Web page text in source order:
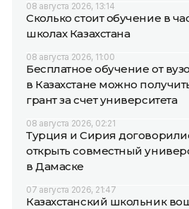
08 августа 2026, 13:14
Сколько стоит обучение в
школах Казахстана
08 августа 2026, 11:00
Бесплатное обучение от
в Казахстане можно
грант за счет университета
08 августа 2026, 02:21
Турция и Сирия
открыть совместный
в Дамаске
07 августа 2026, 21:47
Казахстанский школьник